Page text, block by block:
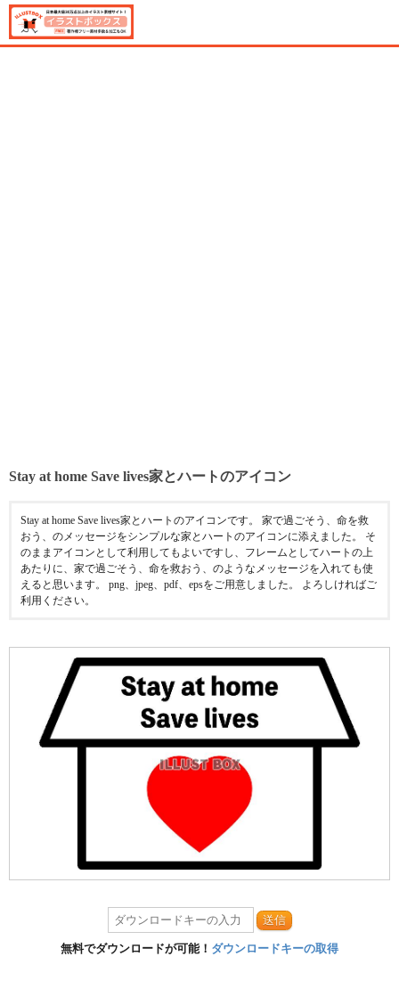
Stay at home Save lives家とハートのアイコン
Stay at home Save lives家とハートのアイコンです。 家で過ごそう、命を救
おう、のメッセージをシンプルな家とハートのアイコンに添えました。 そ
のままアイコンとして利用してもよいですし、フレームとしてハートの上
あたりに、家で過ごそう、命を救おう、のようなメッセージを入れても使
えると思います。 png、jpeg、pdf、epsをご用意しました。 よろしければご
利用ください。
送信
無料でダウンロードが可能！ ダウンロードキーの取得